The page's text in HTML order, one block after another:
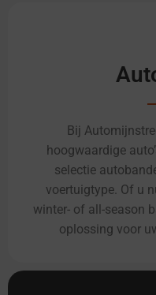
Bij
hoogwaardige
selectie
voertuigtype. Of u
winter- of all-season
oplossing voor